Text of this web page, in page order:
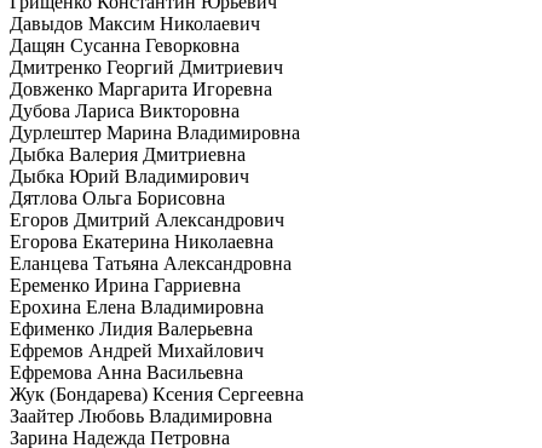
Давыдов Максим Николаевич
Дащян Сусанна Геворковна
Дмитренко Георгий Дмитриевич
Довженко Маргарита Игоревна
Дубова Лариса Викторовна
Дурлештер Марина Владимировна
Дыбка Валерия Дмитриевна
Дыбка Юрий Владимирович
Дятлова Ольга Борисовна
Егоров Дмитрий Александрович
Егорова Екатерина Николаевна
Еланцева Татьяна Александровна
Еременко Ирина Гарриевна
Ерохина Елена Владимировна
Ефименко Лидия Валерьевна
Ефремов Андрей Михайлович
Ефремова Анна Васильевна
Жук (Бондарева) Ксения Сергеевна
Заайтер Любовь Владимировна
Зарина Надежда Петровна